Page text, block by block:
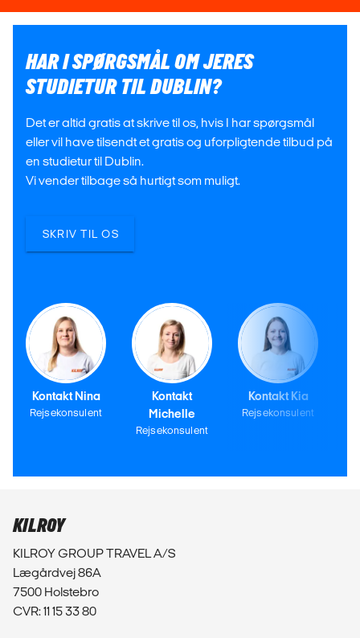
HAR I SPØRGSMÅL OM JERES
STUDIETUR TIL DUBLIN?
Det er altid gratis at skrive til os, hvis I har spørgsmål
eller vil have tilsendt et gratis og uforpligtende tilbud på
en studietur til Dublin.
Vi vender tilbage så hurtigt som muligt.
SKRIV TIL OS
Kontakt Nina
Rejsekonsulent
Kontakt
Michelle
Rejsekonsulent
Kontakt Kia
Rejsekonsulent
KILROY
KILROY GROUP TRAVEL A/S
Lægårdvej 86A
7500 Holstebro
CVR: 11 15 33 80